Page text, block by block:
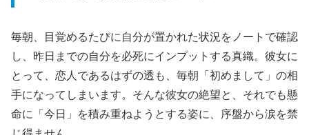
毎朝、目覚めるたびに自分が置かれた状況をノートで確認
し、昨日までの自分を必死にインプットする真織。彼女に
とって、恋人であるはずの透も、毎朝「初めまして」の相
手になってしまいます。そんな彼女の絶望と、それでも懸
命に「今日」を積み重ねようとする姿に、序盤から涙を禁